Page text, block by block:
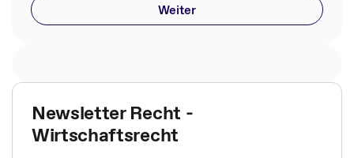
Weiter
Newsletter Recht -
Wirtschaftsrecht